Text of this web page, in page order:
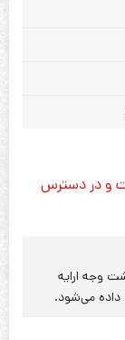
و در دسترس
وجه ارایه
می‌شود.